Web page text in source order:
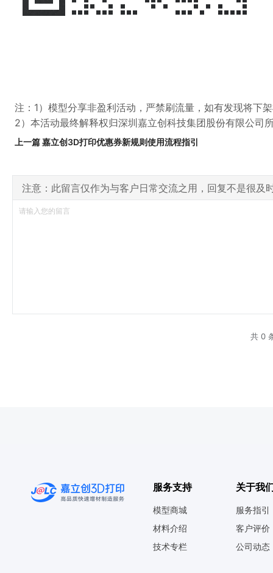
注：1）模型分享非盈利活动，严禁刷流量，如有发现将下
2）本活动最终解释权归深圳嘉立创科技集团股份有限公司
上一篇 嘉立创3D打印优惠券新规则使用流程指引
注意：此留言仅作为与客户日常交流之用，回复不是很及
共 0
服务支持
模型商城
材料介绍
技术专栏
关于我
服务指引
客户评价
公司动态